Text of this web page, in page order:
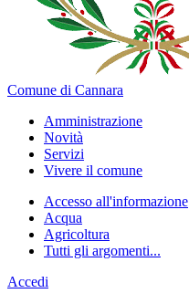
Comune di Cannara
Amministrazione
Novità
Servizi
Vivere il comune
Accesso all'informazione
Acqua
Agricoltura
Tutti gli argomenti...
Accedi